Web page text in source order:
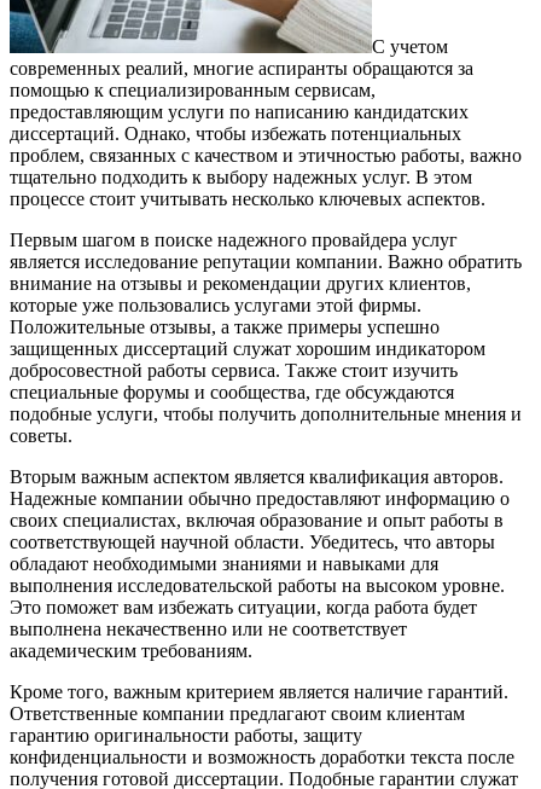
С учетом
современных реалий, многие аспиранты обращаются за
помощью к специализированным сервисам,
предоставляющим услуги по написанию кандидатских
диссертаций. Однако, чтобы избежать потенциальных
проблем, связанных с качеством и этичностью работы, важно
тщательно подходить к выбору надежных услуг. В этом
процессе стоит учитывать несколько ключевых аспектов.
Первым шагом в поиске надежного провайдера услуг
является исследование репутации компании. Важно обратить
внимание на отзывы и рекомендации других клиентов,
которые уже пользовались услугами этой фирмы.
Положительные отзывы, а также примеры успешно
защищенных диссертаций служат хорошим индикатором
добросовестной работы сервиса. Также стоит изучить
специальные форумы и сообщества, где обсуждаются
подобные услуги, чтобы получить дополнительные мнения и
советы.
Вторым важным аспектом является квалификация авторов.
Надежные компании обычно предоставляют информацию о
своих специалистах, включая образование и опыт работы в
соответствующей научной области. Убедитесь, что авторы
обладают необходимыми знаниями и навыками для
выполнения исследовательской работы на высоком уровне.
Это поможет вам избежать ситуации, когда работа будет
выполнена некачественно или не соответствует
академическим требованиям.
Кроме того, важным критерием является наличие гарантий.
Ответственные компании предлагают своим клиентам
гарантию оригинальности работы, защиту
конфиденциальности и возможность доработки текста после
получения готовой диссертации. Подобные гарантии служат